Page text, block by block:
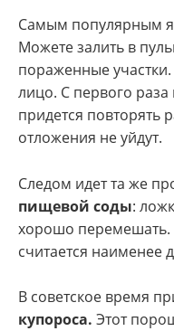
Самым популярным
Можете залить в
пораженные
лицо. С первого
придется повторять
отложения не уйдут.
Следом идет та же
пищевой соды:
хорошо перемешать.
считается наименее
В советское время
купороса. Этот